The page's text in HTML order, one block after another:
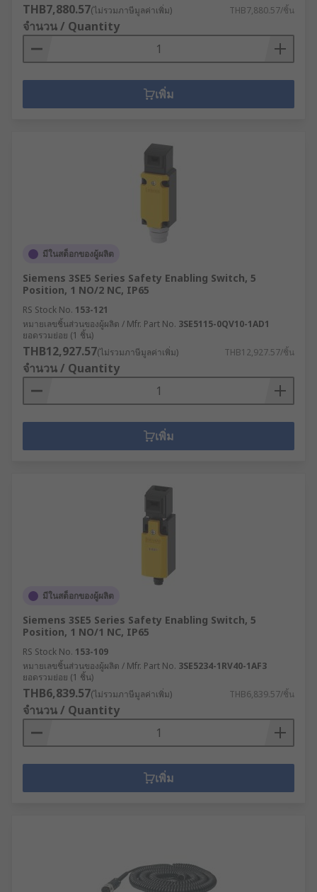
THB7,880.57(ไม่รวมภาษีมูลค่าเพิ่ม) THB7,880.57/ชิ้น
จำนวน / Quantity
เพิ่ม
มีในสต็อกของผู้ผลิต
Siemens 3SE5 Series Safety Enabling Switch, 5
Position, 1 NO/2 NC, IP65
RS Stock No. 153-121
หมายเลขชิ้นส่วนของผู้ผลิต / Mfr. Part No. 3SE5115-0QV10-1AD1
ยอดรวมย่อย (1 ชิ้น)
THB12,927.57(ไม่รวมภาษีมูลค่าเพิ่ม) THB12,927.57/ชิ้น
จำนวน / Quantity
เพิ่ม
มีในสต็อกของผู้ผลิต
Siemens 3SE5 Series Safety Enabling Switch, 5
Position, 1 NO/1 NC, IP65
RS Stock No. 153-109
หมายเลขชิ้นส่วนของผู้ผลิต / Mfr. Part No. 3SE5234-1RV40-1AF3
ยอดรวมย่อย (1 ชิ้น)
THB6,839.57(ไม่รวมภาษีมูลค่าเพิ่ม) THB6,839.57/ชิ้น
จำนวน / Quantity
เพิ่ม